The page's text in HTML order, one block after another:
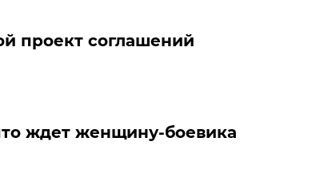
проект соглашений
ждет женщину-боевика